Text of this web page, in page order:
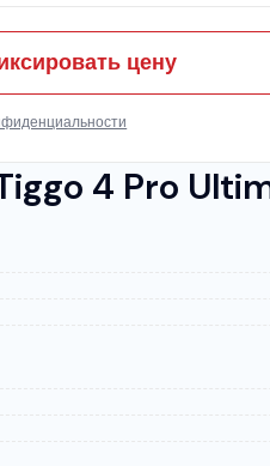
4 Pro
цену